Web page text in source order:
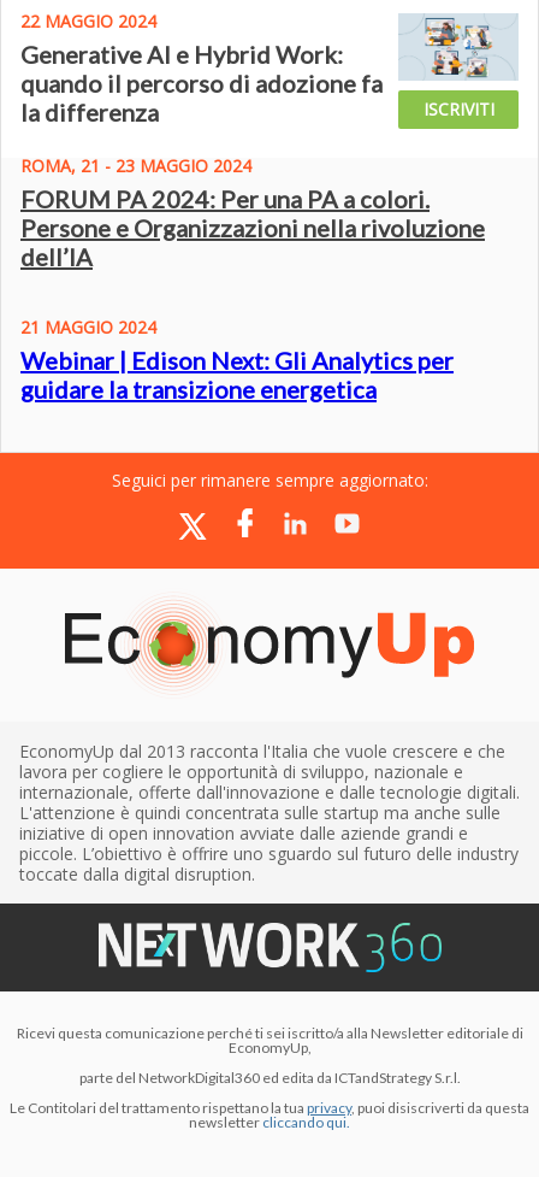
22 MAGGIO 2024
Generative AI e Hybrid Work:
quando il percorso di adozione fa
la differenza
ISCRIVITI
ROMA, 21 - 23 MAGGIO 2024
FORUM PA 2024: Per una PA a colori.
Persone e Organizzazioni nella rivoluzione
dell’IA
21 MAGGIO 2024
Webinar | Edison Next: Gli Analytics per
guidare la transizione energetica
Seguici per rimanere sempre aggiornato:
EconomyUp dal 2013 racconta l'Italia che vuole crescere e che
lavora per cogliere le opportunità di sviluppo, nazionale e
internazionale, offerte dall'innovazione e dalle tecnologie digitali.
L'attenzione è quindi concentrata sulle startup ma anche sulle
iniziative di open innovation avviate dalle aziende grandi e
piccole. L’obiettivo è offrire uno sguardo sul futuro delle industry
toccate dalla digital disruption.
Ricevi questa comunicazione perché ti sei iscritto/a alla Newsletter editoriale di
EconomyUp,
parte del NetworkDigital360 ed edita da ICTandStrategy S.r.l.
Le Contitolari del trattamento rispettano la tua privacy, puoi disiscriverti da questa
newsletter cliccando qui.